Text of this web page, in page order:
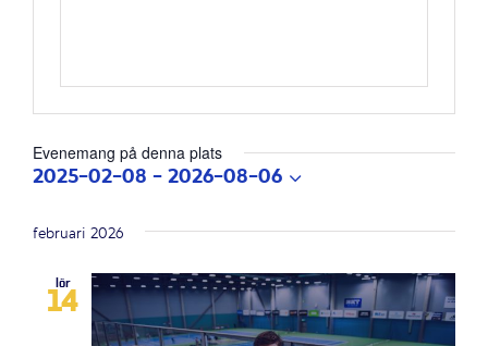
Evenemang på denna plats
2025-02-08 - 2026-08-06
datum.
februari 2026
lör
14